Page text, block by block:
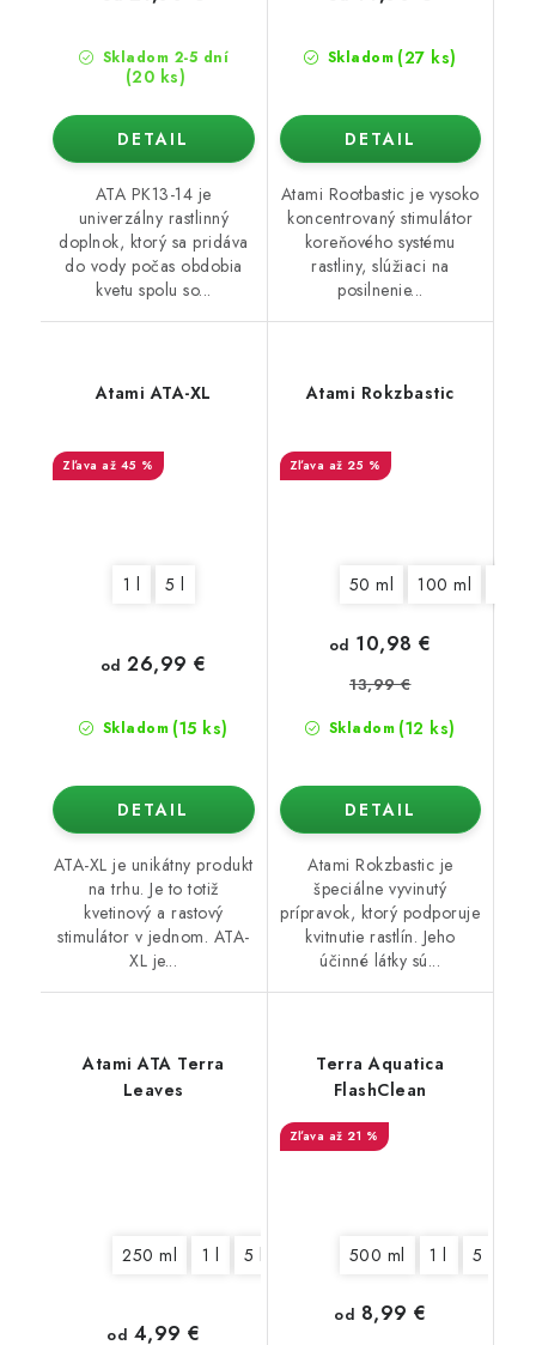
Skladom 2-5 dní
(20 ks)
DETAIL
ATA PK13-14 je
univerzálny rastlinný
doplnok, ktorý sa pridáva
do vody počas obdobia
kvetu spolu so...
Skladom (27 ks)
DETAIL
Atami Rootbastic je vysoko
koncentrovaný stimulátor
koreňového systému
rastliny, slúžiaci na
posilnenie...
Atami ATA-XL
až 45 %
1 l 5 l
Skladom (15 ks)
od 26,99 €
DETAIL
ATA-XL je unikátny produkt
na trhu. Je to totiž
kvetinový a rastový
stimulátor v jednom. ATA-
XL je...
Atami Rokzbastic
až 25 %
50 ml 100 ml
Skladom (12 ks)
od 10,98 €
13,99 €
DETAIL
Atami Rokzbastic je
špeciálne vyvinutý
prípravok, ktorý podporuje
kvitnutie rastlín. Jeho
účinné látky sú...
Atami ATA Terra
Leaves
250 ml 1 l 5 l
od 4,99 €
Terra Aquatica
FlashClean
až 21 %
500 ml 1 l 5 l
od 8,99 €